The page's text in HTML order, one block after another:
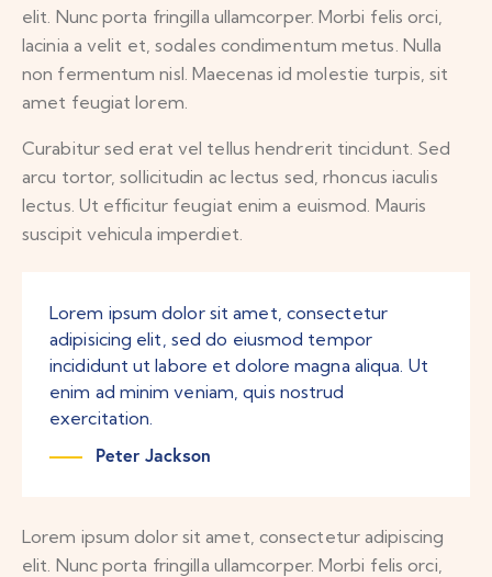
elit. Nunc porta fringilla ullamcorper. Morbi felis orci,
lacinia a velit et, sodales condimentum metus. Nulla
non fermentum nisl. Maecenas id molestie turpis, sit
amet feugiat lorem.
Curabitur sed erat vel tellus hendrerit tincidunt. Sed
arcu tortor, sollicitudin ac lectus sed, rhoncus iaculis
lectus. Ut efficitur feugiat enim a euismod. Mauris
suscipit vehicula imperdiet.
Lorem ipsum dolor sit amet, consectetur
adipisicing elit, sed do eiusmod tempor
incididunt ut labore et dolore magna aliqua. Ut
enim ad minim veniam, quis nostrud
exercitation.
Peter Jackson
Lorem ipsum dolor sit amet, consectetur adipiscing
elit. Nunc porta fringilla ullamcorper. Morbi felis orci,